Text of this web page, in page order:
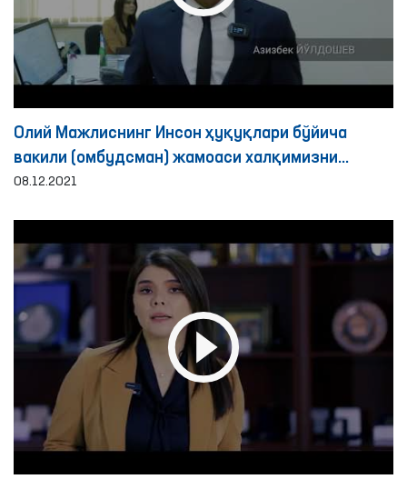
Олий Мажлиснинг Инсон ҳуқуқлари бўйича
вакили (омбудсман) жамоаси халқимизни
Ўзбекистон Республикаси Конституциясининг
08.12.2021